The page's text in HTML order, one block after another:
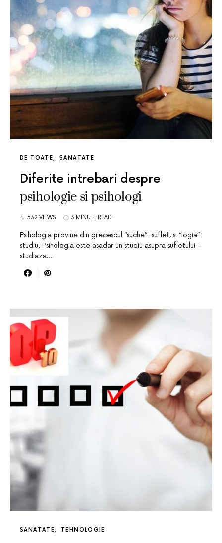
DE TOATE SANATATE
Diferite intrebari despre
psihologie si psihologi
532 VIEWS 3 MINUTE READ
Psihologia provine din grecescul “suche”: suflet, si “logia”:
studiu. Psihologia este asadar un studiu asupra sufletului –
studiaza…
SANATATE TEHNOLOGIE